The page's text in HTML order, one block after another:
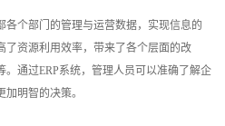
各个部门的管理与运营数据，实现信息的
了资源利用效率，带来了各个层面的改
通过ERP系统，管理人员可以准确了解企
明智的决策。